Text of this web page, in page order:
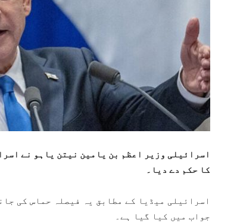
اسرائیلی وزیر اعظم بن یامین نیتن یاہو نے
کا حکم دے دیا۔
اسرائیلی میڈیا کے مطابق یہ فیصلہ حماس کی
جواب میں کیا گیا ہے۔